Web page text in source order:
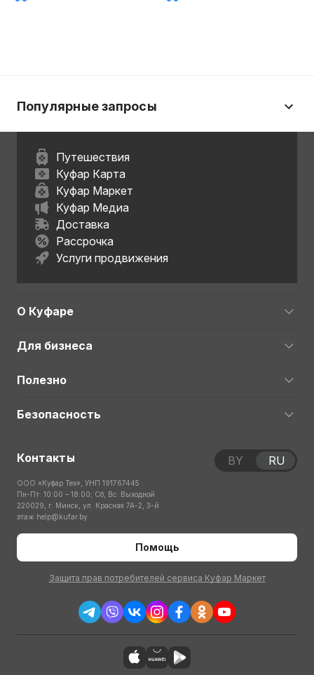
Популярные запросы
Путешествия
Куфар Карта
Куфар Маркет
Куфар Медиа
Доставка
Рассрочка
Услуги продвижения
О Куфаре
Для бизнеса
Полезно
Безопасность
Контакты
ООО «Куфар Тех», УНП 191767445
Пн-Пт: 10:00 – 18:00; Сб, Вс: Выходной
220029, г. Минск, ул. Красная 7А-2, 3-й
этаж help@kufar.by
Помощь
Защита прав потребителей сервиса Куфар Маркет
BY RU